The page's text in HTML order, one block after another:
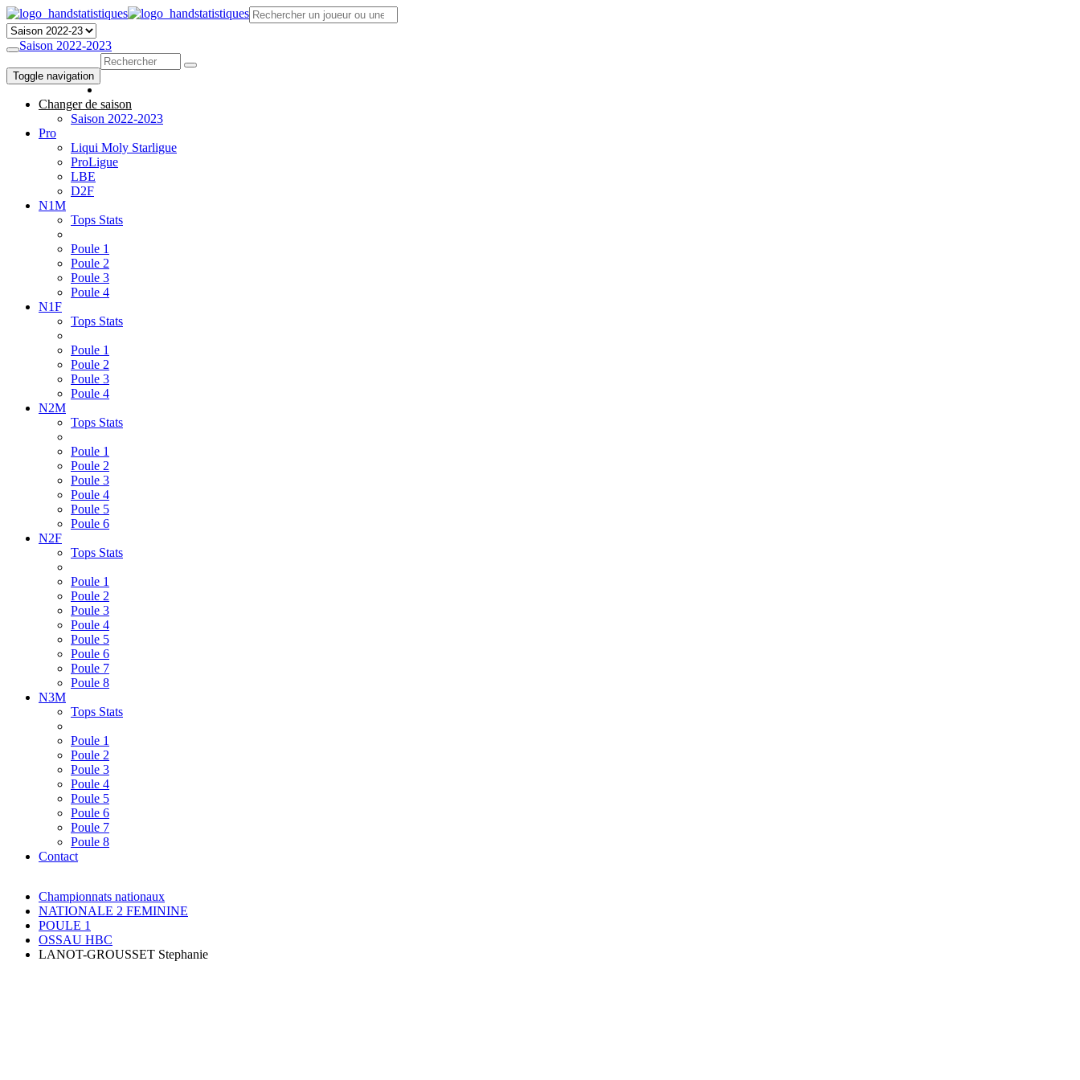
Saison 2022-2023
Toggle navigation
Changer de saison
Saison 2022-2023
Pro
Liqui Moly Starligue
ProLigue
LBE
D2F
N1M
Tops Stats
Poule 1
Poule 2
Poule 3
Poule 4
N1F
Tops Stats
Poule 1
Poule 2
Poule 3
Poule 4
N2M
Tops Stats
Poule 1
Poule 2
Poule 3
Poule 4
Poule 5
Poule 6
N2F
Tops Stats
Poule 1
Poule 2
Poule 3
Poule 4
Poule 5
Poule 6
Poule 7
Poule 8
N3M
Tops Stats
Poule 1
Poule 2
Poule 3
Poule 4
Poule 5
Poule 6
Poule 7
Poule 8
Contact
Championnats nationaux
NATIONALE 2 FEMININE
POULE 1
OSSAU HBC
LANOT-GROUSSET Stephanie